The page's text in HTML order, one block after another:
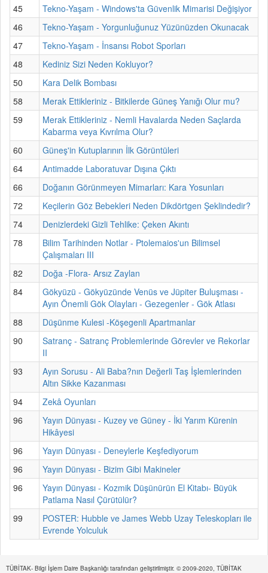
45
Tekno-Yaşam - Windows'ta Güvenlik Mimarisi Değişiyor
46
Tekno-Yaşam - Yorgunluğunuz Yüzünüzden Okunacak
47
Tekno-Yaşam - İnsansı Robot Sporları
48
Kediniz Sizi Neden Kokluyor?
50
Kara Delik Bombası
58
Merak Ettikleriniz - Bitkilerde Güneş Yanığı Olur mu?
59
Merak Ettikleriniz - Nemli Havalarda Neden Saçlarda
Kabarma veya Kıvrılma Olur?
60
Güneş'in Kutuplarının İlk Görüntüleri
64
Antimadde Laboratuvar Dışına Çıktı
66
Doğanın Görünmeyen Mimarları: Kara Yosunları
72
Keçilerin Göz Bebekleri Neden Dikdörtgen Şeklindedir?
74
Denizlerdeki Gizli Tehlike: Çeken Akıntı
78
Bilim Tarihinden Notlar - Ptolemaios'un Bilimsel
Çalışmaları III
82
Doğa -Flora- Arsız Zaylan
84
Gökyüzü - Gökyüzünde Venüs ve Jüpiter Buluşması -
Ayın Önemli Gök Olayları - Gezegenler - Gök Atlası
88
Düşünme Kulesi -Köşegenli Apartmanlar
90
Satranç - Satranç Problemlerinde Görevler ve Rekorlar
II
93
Ayın Sorusu - Ali Baba?nın Değerli Taş İşlemlerinden
Altın Sikke Kazanması
94
Zekâ Oyunları
96
Yayın Dünyası - Kuzey ve Güney - İki Yarım Kürenin
Hikâyesi
96
Yayın Dünyası - Deneylerle Keşfediyorum
96
Yayın Dünyası - Bizim Gibi Makineler
96
Yayın Dünyası - Kozmik Düşünürün El Kitabı- Büyük
Patlama Nasıl Çürütülür?
99
POSTER: Hubble ve James Webb Uzay Teleskopları ile
Evrende Yolculuk
TÜBİTAK- Bilgi İşlem Daire Başkanlığı tarafından geliştirilmiştir. © 2009-2020, TÜBİTAK